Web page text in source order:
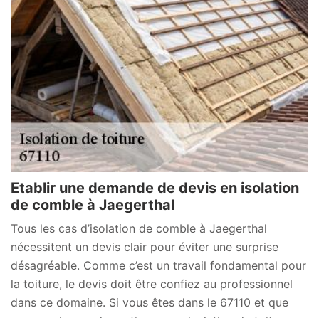
Etablir une demande de devis en isolation
de comble à Jaegerthal
Tous les cas d’isolation de comble à Jaegerthal
nécessitent un devis clair pour éviter une surprise
désagréable. Comme c’est un travail fondamental pour
la toiture, le devis doit être confiez au professionnel
dans ce domaine. Si vous êtes dans le 67110 et que